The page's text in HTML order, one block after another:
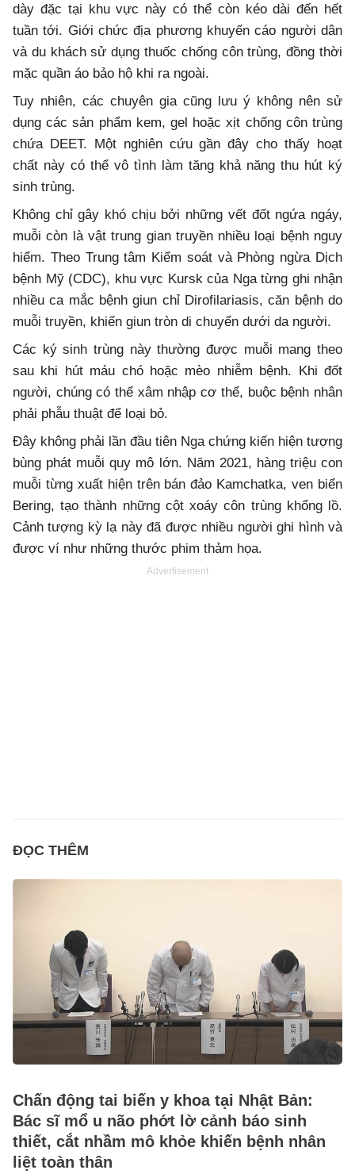
dày đặc tại khu vực này có thể còn kéo dài đến hết
tuần tới. Giới chức địa phương khuyến cáo người dân
và du khách sử dụng thuốc chống côn trùng, đồng thời
mặc quần áo bảo hộ khi ra ngoài.
Tuy nhiên, các chuyên gia cũng lưu ý không nên sử
dụng các sản phẩm kem, gel hoặc xịt chống côn trùng
chứa DEET. Một nghiên cứu gần đây cho thấy hoạt
chất này có thể vô tình làm tăng khả năng thu hút ký
sinh trùng.
Không chỉ gây khó chịu bởi những vết đốt ngứa ngáy,
muỗi còn là vật trung gian truyền nhiều loại bệnh nguy
hiểm. Theo Trung tâm Kiểm soát và Phòng ngừa Dịch
bệnh Mỹ (CDC), khu vực Kursk của Nga từng ghi nhận
nhiều ca mắc bệnh giun chỉ Dirofilariasis, căn bệnh do
muỗi truyền, khiến giun tròn di chuyển dưới da người.
Các ký sinh trùng này thường được muỗi mang theo
sau khi hút máu chó hoặc mèo nhiễm bệnh. Khi đốt
người, chúng có thể xâm nhập cơ thể, buộc bệnh nhân
phải phẫu thuật để loại bỏ.
Đây không phải lần đầu tiên Nga chứng kiến hiện tượng
bùng phát muỗi quy mô lớn. Năm 2021, hàng triệu con
muỗi từng xuất hiện trên bán đảo Kamchatka, ven biển
Bering, tạo thành những cột xoáy côn trùng khổng lồ.
Cảnh tượng kỳ lạ này đã được nhiều người ghi hình và
được ví như những thước phim thảm họa.
Advertisement
ĐỌC THÊM
Chấn động tai biến y khoa tại Nhật Bản:
Bác sĩ mổ u não phớt lờ cảnh báo sinh
thiết, cắt nhầm mô khỏe khiến bệnh nhân
liệt toàn thân